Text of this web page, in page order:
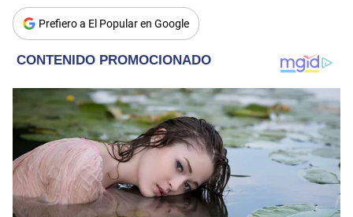
Prefiero a El Popular en Google